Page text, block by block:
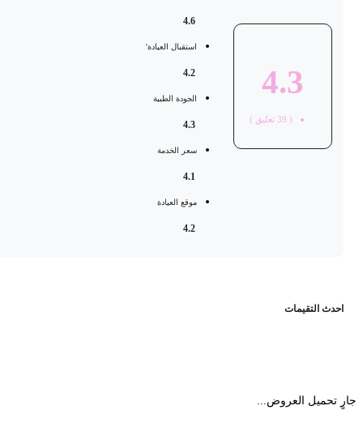
4.3
39 تعليق )
استقبال العيادة'
الجودة الطبية
سعر الخدمة
موقع العيادة
التقيمات
تحميل العروض...